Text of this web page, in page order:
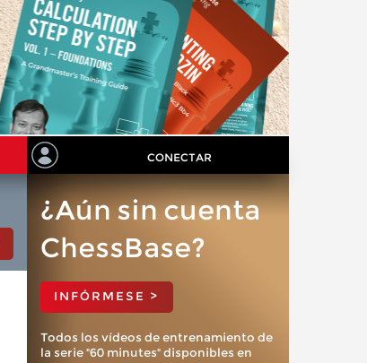
CONECTAR
¿Aún sin cuenta
ChessBase?
INFÓRMESE >
Todos los vídeos de entrenamiento de
la serie "60 minutes" disponibles en